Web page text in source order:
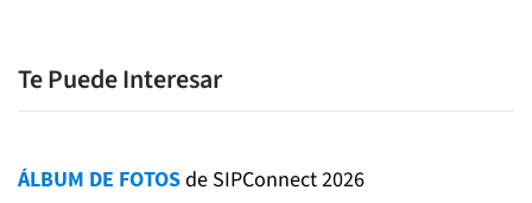
Te Puede Interesar
ÁLBUM DE FOTOSde SIPConnect 2026